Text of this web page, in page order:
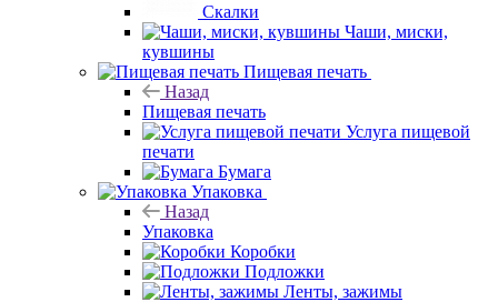
Скалки
Чаши, миски,
кувшины
Пищевая печать
Назад
Пищевая печать
Услуга пищевой
печати
Бумага
Упаковка
Назад
Упаковка
Коробки
Подложки
Ленты, зажимы